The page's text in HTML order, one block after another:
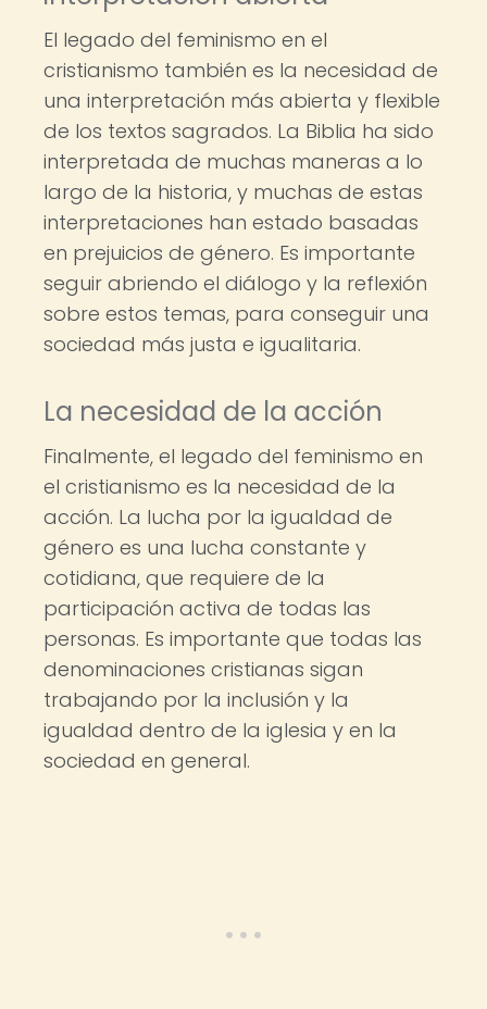
El legado del feminismo en el
cristianismo también es la necesidad de
una interpretación más abierta y flexible
de los textos sagrados. La Biblia ha sido
interpretada de muchas maneras a lo
largo de la historia, y muchas de estas
interpretaciones han estado basadas
en prejuicios de género. Es importante
seguir abriendo el diálogo y la reflexión
sobre estos temas, para conseguir una
sociedad más justa e igualitaria.
La necesidad de la acción
Finalmente, el legado del feminismo en
el cristianismo es la necesidad de la
acción. La lucha por la igualdad de
género es una lucha constante y
cotidiana, que requiere de la
participación activa de todas las
personas. Es importante que todas las
denominaciones cristianas sigan
trabajando por la inclusión y la
igualdad dentro de la iglesia y en la
sociedad en general.